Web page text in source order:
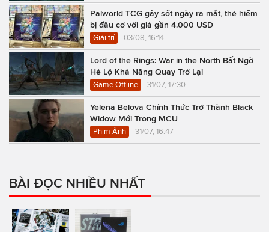
Palworld TCG gây sốt ngày ra mắt, thẻ hiếm
bị đầu cơ với giá gần 4.000 USD
Giải trí 03/08, 16:14
Lord of the Rings: War in the North Bất Ngờ
Hé Lộ Khả Năng Quay Trở Lại
Game Offline 31/07, 17:30
Yelena Belova Chính Thức Trở Thành Black
Widow Mới Trong MCU
Phim Ảnh 31/07, 16:47
BÀI ĐỌC NHIỀU NHẤT